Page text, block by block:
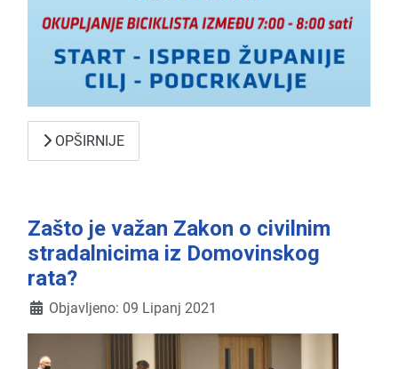
OPŠIRNIJE
Zašto je važan Zakon o civilnim
stradalnicima iz Domovinskog
rata?
DetaljiObjavljeno: 09 Lipanj 2021